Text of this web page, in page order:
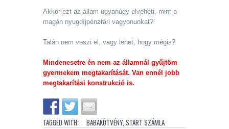
Akkor ezt az állam ugyanúgy elveheti, mint a
magán nyugdíjpénztári vagyonunkat?
Talán nem veszi el, vagy lehet, hogy mégis?
Mindenesetre én nem az államnál gyűjtöm
gyermekem megtakarítását. Van ennél jobb
megtakarítási konstrukció is.
TAGGED WITH: BABAKÖTVÉNY, START SZÁMLA